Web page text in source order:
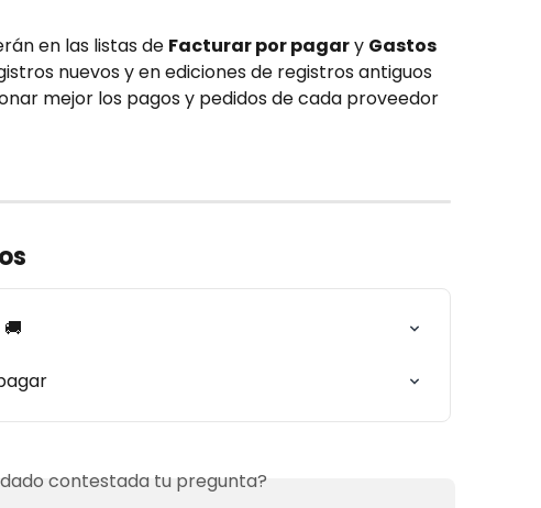
en las listas de Facturar por pagar y Gastos
nuevos y en ediciones de registros antiguos
mejor los pagos y pedidos de cada proveedor​
contestada tu pregunta?